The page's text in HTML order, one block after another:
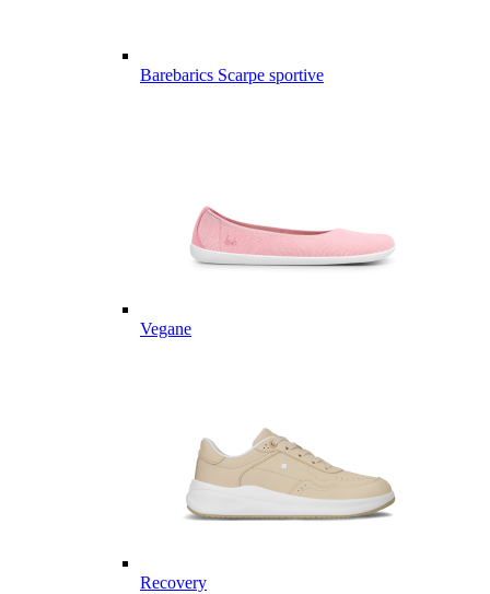
Barebarics Scarpe sportive
Vegane
Recovery